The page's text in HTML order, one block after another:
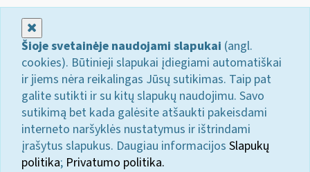
Šioje svetainėje naudojami slapukai (angl.
cookies). Būtinieji slapukai įdiegiami automatiškai
ir jiems nėra reikalingas Jūsų sutikimas. Taip pat
galite sutikti ir su kitų slapukų naudojimu. Savo
sutikimą bet kada galėsite atšaukti pakeisdami
interneto naršyklės nustatymus ir ištrindami
įrašytus slapukus. Daugiau informacijos Slapukų
politika; Privatumo politika.